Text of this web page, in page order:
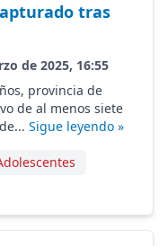
tras
de 2025, 16:55
provincia de
de al menos siete
Sigue leyendo »